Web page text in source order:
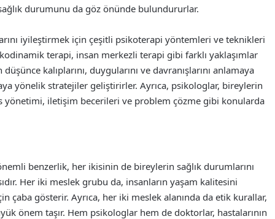
durumunu da göz önünde bulundururlar.
iyileştirmek için çeşitli psikoterapi yöntemleri ve teknikleri
terapi, insan merkezli terapi gibi farklı yaklaşımlar
kalıplarını, duygularını ve davranışlarını anlamaya
yönelik stratejiler geliştirirler. Ayrıca, psikologlar, bireylerin
yönetimi, iletişim becerileri ve problem çözme gibi konularda
benzerlik, her ikisinin de bireylerin sağlık durumlarını
Her iki meslek grubu da, insanların yaşam kalitesini
çaba gösterir. Ayrıca, her iki meslek alanında da etik kurallar,
önem taşır. Hem psikologlar hem de doktorlar, hastalarının